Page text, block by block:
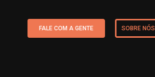
FALE COM A GENTE SOBRE NÓS